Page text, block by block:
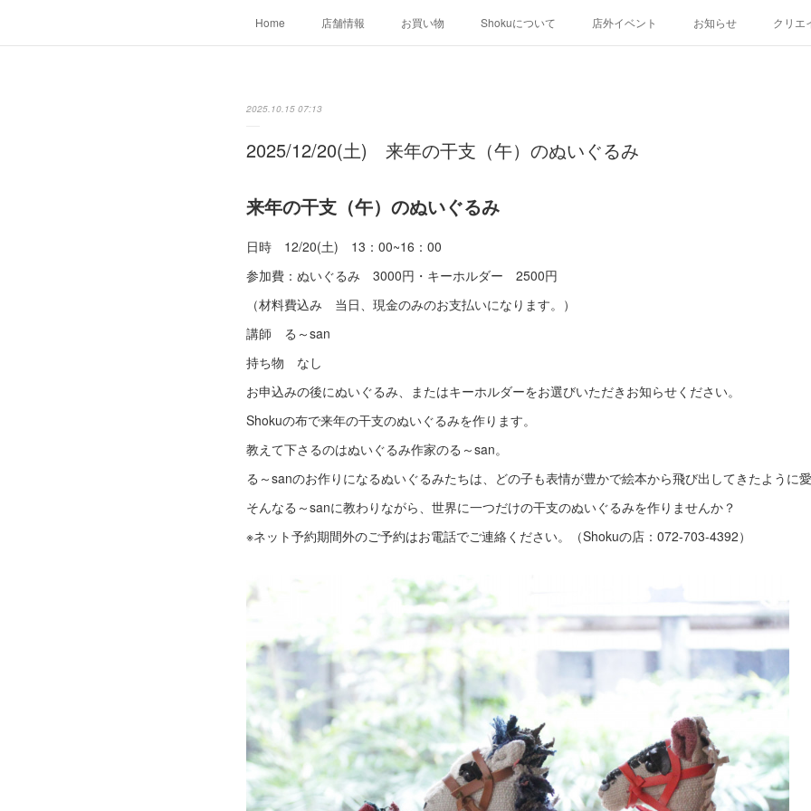
Home 店舗情報 お買い物 Shokuについて 店外イベント お知らせ クリエ
2025.10.15 07:13
2025/12/20(土) 来年の干支（午）のぬいぐるみ
来年の干支（午）のぬいぐるみ
日時 12/20(土) 13：00~16：00
参加費：ぬいぐるみ 3000円・キーホルダー 2500円
（材料費込み 当日、現金のみのお支払いになります。）
講師 る～san
持ち物 なし
お申込みの後にぬいぐるみ、またはキーホルダーをお選びいただきお知らせください。
Shokuの布で来年の干支のぬいぐるみを作ります。
教えて下さるのはぬいぐるみ作家のる～san。
る～sanのお作りになるぬいぐるみたちは、どの子も表情が豊かで絵本から飛び出してきたように
そんなる～sanに教わりながら、世界に一つだけの干支のぬいぐるみを作りませんか？
※ネット予約期間外のご予約はお電話でご連絡ください。（Shokuの店：072-703-4392）